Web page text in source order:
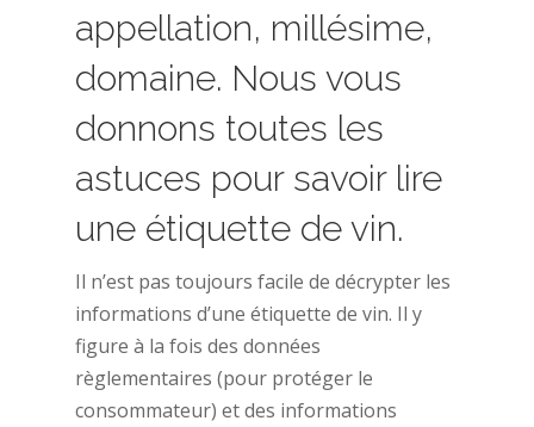
appellation, millésime,
domaine. Nous vous
donnons toutes les
astuces pour savoir lire
une étiquette de vin.
Il n’est pas toujours facile de décrypter les
informations d’une étiquette de vin. Il y
figure à la fois des données
règlementaires (pour protéger le
consommateur) et des informations